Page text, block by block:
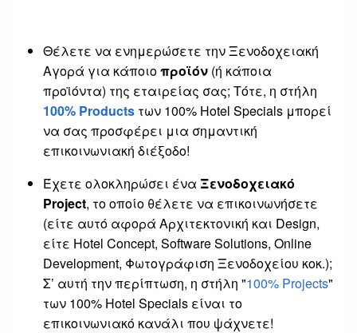
Θέλετε να ενημερώσετε την Ξενοδοχειακή
Αγορά για κάποιοπροϊόν (ή κάποια
προϊόντα) της εταιρείας σας; Τότε, η στήλη
100% Products των 100% Hotel Specials μπορεί
να σας προσφέρει μια σημαντική
επικοινωνιακή διέξοδο!
Έχετε ολοκληρώσει ένα Ξενοδοχειακό
Project, το οποίο θέλετε να επικοινωνήσετε
(είτε αυτό αφορά Αρχιτεκτονική και Design,
είτε Hotel Concept, Software Solutions, Online
Development, Φωτογράφιση Ξενοδοχείου κοκ.);
Σ’ αυτή την περίπτωση, η στήλη "100% Projects"
των 100% Hotel Specials είναι το
επικοινωνιακό κανάλι που ψάχνετε!